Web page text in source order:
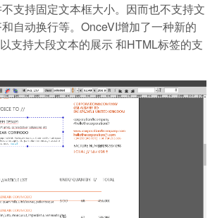
支持固定文本框大小。因而也不支持文
自动换行等。OnceVI增加了一种新的
支持大段文本的展示 和HTML标签的支